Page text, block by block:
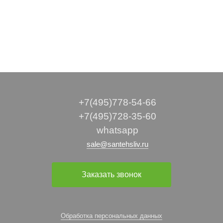
+7(495)778-54-66
+7(495)728-35-60
whatsapp
sale@santehsliv.ru
Заказать звонок
Обработка персональных данных